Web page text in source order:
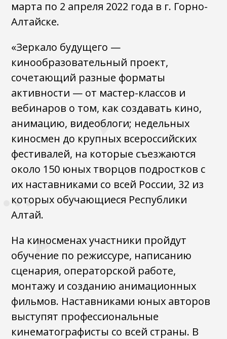
марта по 2 апреля 2022 года в г. Горно-
Алтайске.
«Зеркало будущего —
кинообразовательный проект,
сочетающий разные форматы
активности — от мастер-классов и
вебинаров о том, как создавать кино,
анимацию, видеоблоги; недельных
киносмен до крупных всероссийских
фестивалей, на которые съезжаются
около 150 юных творцов подростков с
их наставниками со всей России, 32 из
которых обучающиеся Республики
Алтай.
На киносменах участники пройдут
обучение по режиссуре, написанию
сценария, операторской работе,
монтажу и созданию анимационных
фильмов. Наставниками юных авторов
выступят профессиональные
кинематографисты со всей страны. В